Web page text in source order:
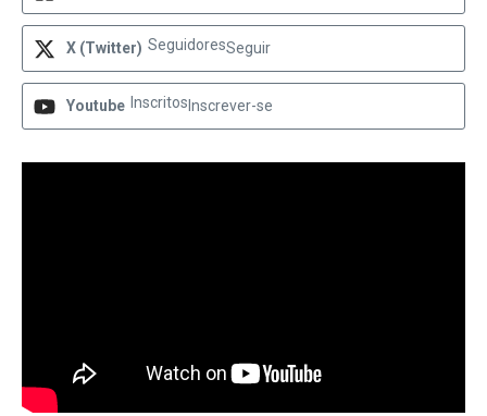
X (Twitter) SeguidoresSeguir
Youtube Inscritos Inscrever-se